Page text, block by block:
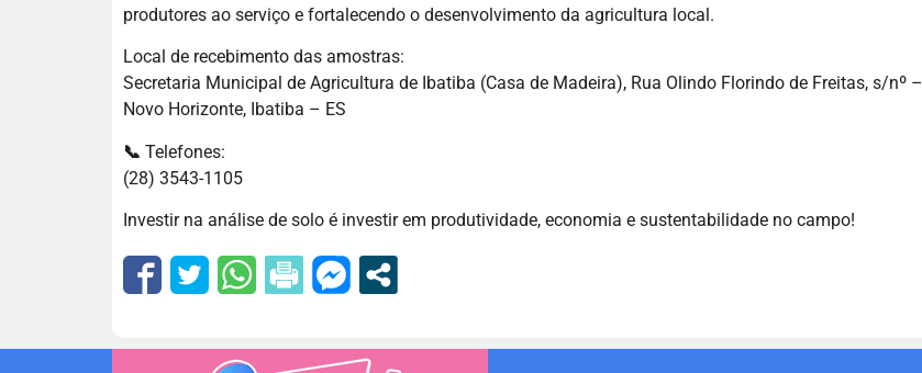
produtores ao serviço e fortalecendo o desenvolvimento da agricultura local.
Local de recebimento das amostras:
Secretaria Municipal de Agricultura de Ibatiba (Casa de Madeira), Rua Olindo Florindo de Freitas, s/nº –
Novo Horizonte, Ibatiba – ES
📞 Telefones:
(28) 3543-1105
Investir na análise de solo é investir em produtividade, economia e sustentabilidade no campo!